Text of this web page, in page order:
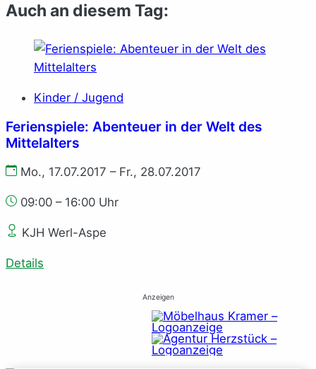
Auch an diesem Tag:
Kinder / Jugend
Ferienspiele: Abenteuer in der Welt des
Mittelalters
Mo., 17.07.2017 – Fr., 28.07.2017
09:00 – 16:00 Uhr
KJH Werl-Aspe
Details
Anzeigen